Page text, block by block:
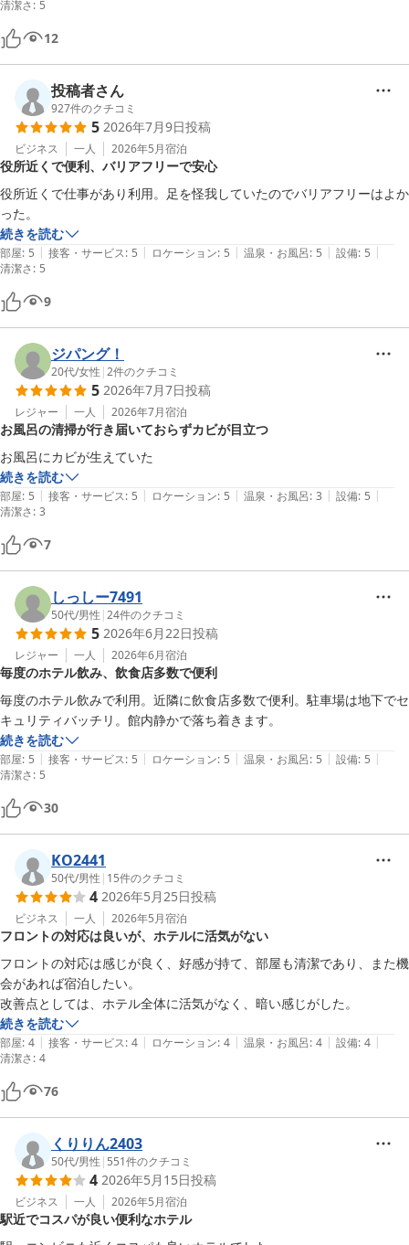
清潔さ: 5
12
投稿者さん
927件のクチコミ
5 2026年7月9日投稿
ビジネス 一人 2026年5月宿泊
役所近くで便利、バリアフリーで安心
役所近くで仕事があり利用。足を怪我していたのでバリアフリーはよか
った。
続きを読む
部屋: 5 | 接客・サービス: 5 | ロケーション: 5 | 温泉・お風呂: 5 | 設備: 5 |
清潔さ: 5
9
ジパング！
20代/女性 |2件のクチコミ
5 2026年7月7日投稿
レジャー 一人 2026年7月宿泊
お風呂の清掃が行き届いておらずカビが目立つ
お風呂にカビが生えていた
続きを読む
部屋: 5 | 接客・サービス: 5 | ロケーション: 5 | 温泉・お風呂: 3 | 設備: 5 |
清潔さ: 3
7
しっしー7491
50代/男性 |24件のクチコミ
5 2026年6月22日投稿
レジャー 一人 2026年6月宿泊
毎度のホテル飲み、飲食店多数で便利
毎度のホテル飲みで利用。近隣に飲食店多数で便利。駐車場は地下でセ
キュリティバッチリ。館内静かで落ち着きます。
続きを読む
部屋: 5 | 接客・サービス: 5 | ロケーション: 5 | 温泉・お風呂: 5 | 設備: 5 |
清潔さ: 5
30
KO2441
50代/男性 | 15件のクチコミ
4 2026年5月25日投稿
ビジネス 一人 2026年5月宿泊
フロントの対応は良いが、ホテルに活気がない
フロントの対応は感じが良く、好感が持て、部屋も清潔であり、また機
会があれば宿泊したい。
改善点としては、ホテル全体に活気がなく、暗い感じがした。
続きを読む
部屋: 4 | 接客・サービス: 4 | ロケーション: 4 | 温泉・お風呂: 4 | 設備: 4 |
清潔さ: 4
76
くりりん2403
50代/男性 | 551件のクチコミ
4 2026年5月15日投稿
ビジネス 一人 2026年5月宿泊
駅近でコスパが良い便利なホテル